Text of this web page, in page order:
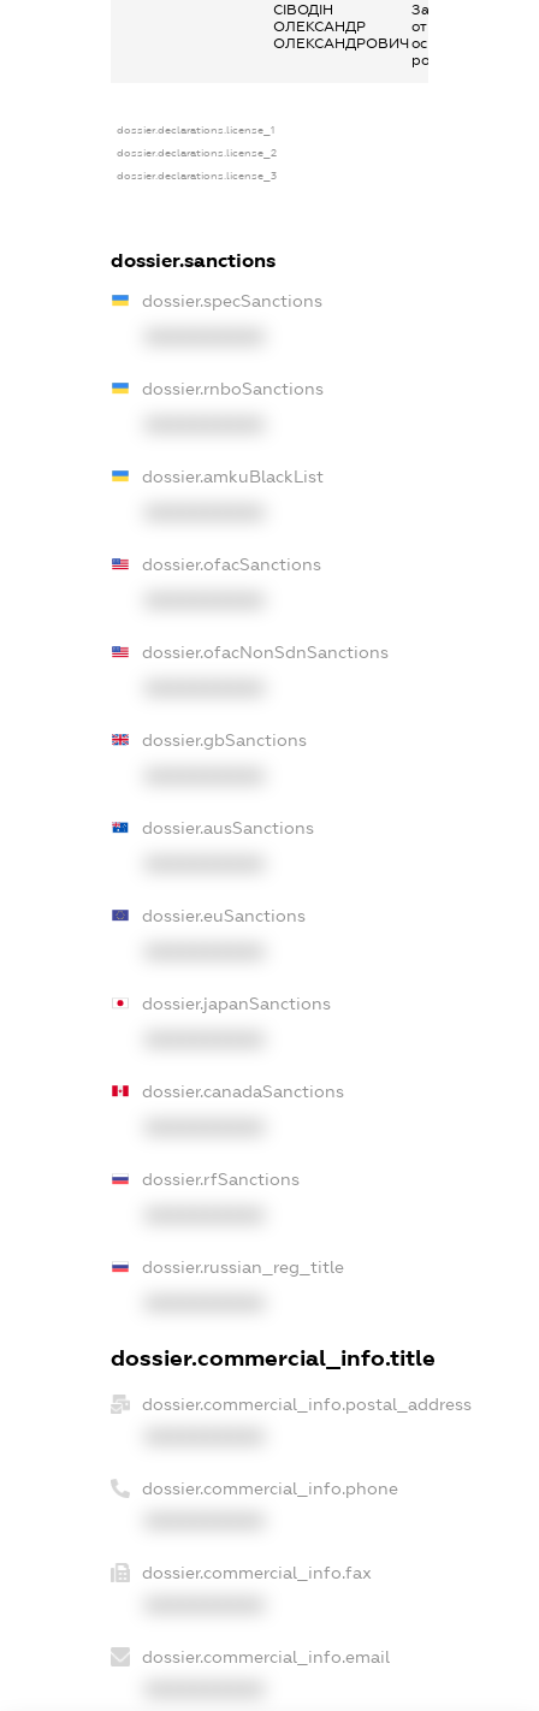
СІВОДІН
ОЛЕКСАНДР
ОЛЕКСАНДРОВИЧ
Заробітна плата
отримана за
основним місцем
роботи
dossier.declarations.license_1
dossier.declarations.license_2
dossier.declarations.license_3
dossier.sanctions
dossier.specSanctions
dossier.rnboSanctions
dossier.amkuBlackList
dossier.ofacSanctions
dossier.ofacNonSdnSanctions
dossier.gbSanctions
dossier.ausSanctions
dossier.euSanctions
dossier.japanSanctions
dossier.canadaSanctions
dossier.rfSanctions
dossier.russian_reg_title
dossier.commercial_info.title
dossier.commercial_info.postal_address
dossier.commercial_info.phone
dossier.commercial_info.fax
dossier.commercial_info.email